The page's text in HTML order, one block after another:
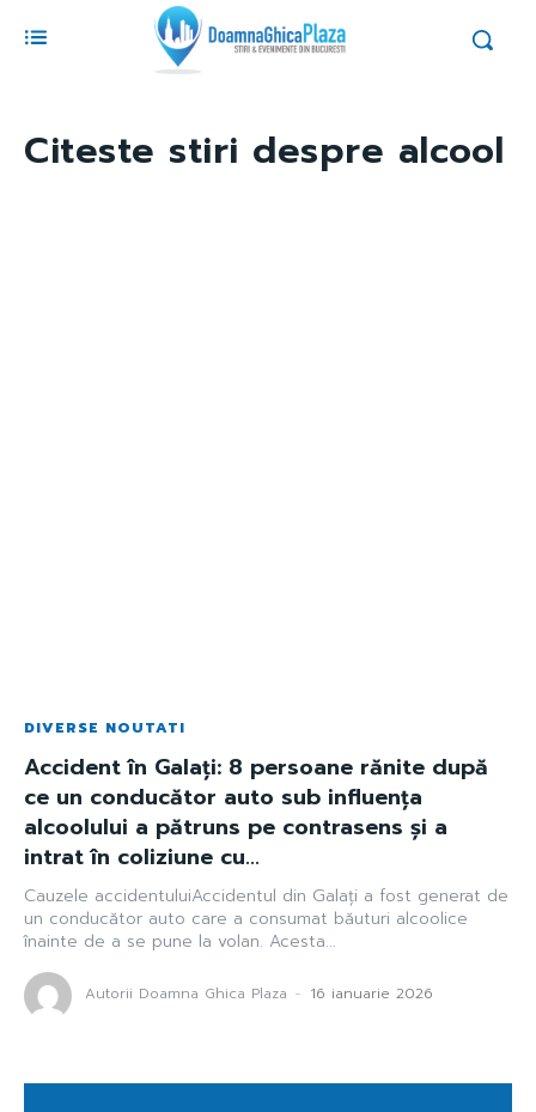
Citeste stiri despre alcool
DIVERSE NOUTATI
Accident în Galaţi: 8 persoane rănite după
ce un conducător auto sub influența
alcoolului a pătruns pe contrasens și a
intrat în coliziune cu...
Cauzele accidentuluiAccidentul din Galați a fost generat de
un conducător auto care a consumat băuturi alcoolice
înainte de a se pune la volan. Acesta...
Autorii Doamna Ghica Plaza - 16 ianuarie 2026